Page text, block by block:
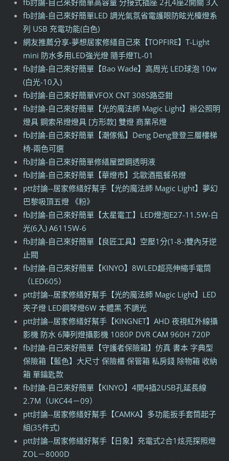
fb討論-自己來好簡單LED 調光氣氛省電護眼防眩光檯燈系
列 USB 充電功能(白色)
網友推薦分享-夢想居家修繕自己來【TOPFIRE】T-Light
mini 防水多用LED強光燈 隨手燈TL-01
fb討論-自己來好簡單【Bao Wade】高周光 LED球泡 10w
(白光-10入)
fb討論-自己來好簡單VFOX CNT 308S路亞鉗
fb討論-自己來好簡單【光的魔法師 Magic Light】辦公照明
燈具 鋼索吊燈燈具 [方形款] 雙燈 商業吊燈
fb討論-自己來好簡單【潮傢俬】Deng Deng登登三層樓梯
椅-兩色可選
fb討論-自己來好簡單修繕屋塑鋼透明液
fb討論-自己來好簡單【華燈市】北歐酒瓶餐吊燈
ptt討論--居家修繕好幫手【光的魔法師 Magic Light】夢幻
巴黎吸頂五燈 《粉》
fb討論-自己來好簡單【太星電工】LED燈泡E27-11.5W-白
光(6入) A6115W-6
fb討論-自己來好簡單【良匠工具】空壓1分(1-8-)雙內牙逆
止閥
fb討論-自己來好簡單【KINYO】8WLED超亮伸縮手電筒
（LED605）
ptt討論--居家修繕好幫手【光的魔法師 Magic Light】LED
夾子燈 LED鋼琴燈6W 本體黑 不調光
ptt討論--居家修繕好幫手【KINGNET】AHD 夜視紅外線攝
影機 防水 6陣列燈攝影機 1080P DVR CAM 960H 720P
fb討論-自己來好簡單【守護者保險箱】仿真 書本 字典型
保險箱【藍色】大尺寸 保險櫃 保管箱 私房錢 除物箱 收納
箱 單鑰匙款
fb討論-自己來好簡單【KINYO】4開4插2USB孔延長線
2.7M（UKC44－09）
ptt討論--居家修繕好幫手【CAMKA】多功能扳手套筒起子
組(35件式)
ptt討論--居家修繕好幫手【日象】充電式2合1炫亮探照燈
ZOL－8000D